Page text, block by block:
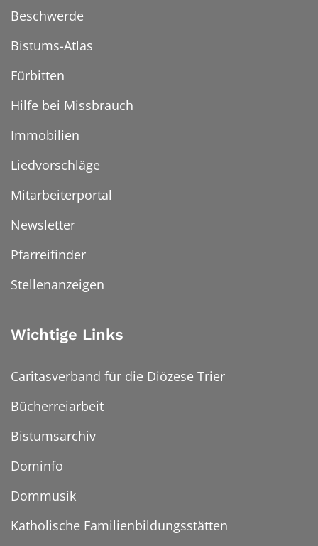
Beschwerde
Bistums-Atlas
Fürbitten
Hilfe bei Missbrauch
Immobilien
Liedvorschläge
Mitarbeiterportal
Newsletter
Pfarreifinder
Stellenanzeigen
Wichtige Links
Caritasverband für die Diözese Trier
Bücherreiarbeit
Bistumsarchiv
Dominfo
Dommusik
Katholische Familienbildungsstätten